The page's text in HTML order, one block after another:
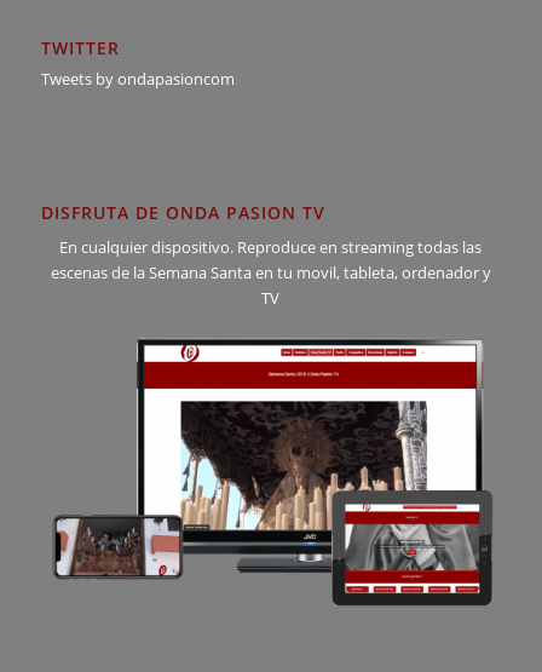
TWITTER
Tweets by ondapasioncom
DISFRUTA DE ONDA PASION TV
En cualquier dispositivo. Reproduce en streaming todas las
escenas de la Semana Santa en tu movil, tableta, ordenador y
TV